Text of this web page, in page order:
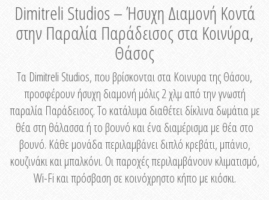
Dimitreli Studios – Ήσυχη Διαμονή Κοντά
στην Παραλία Παράδεισος στα Κοινύρα,
Θάσος
Τα Dimitreli Studios, που βρίσκονται στα Κοινυρα της Θάσου,
προσφέρουν ήσυχη διαμονή μόλις 2 χλμ από την γνωστή
παραλία Παράδεισος. Το κατάλυμα διαθέτει δίκλινα δωμάτια με
θέα στη θάλασσα ή το βουνό και ένα διαμέρισμα με θέα στο
βουνό. Κάθε μονάδα περιλαμβάνει διπλό κρεβάτι, μπάνιο,
κουζινάκι και μπαλκόνι. Οι παροχές περιλαμβάνουν κλιματισμό,
Wi-Fi και πρόσβαση σε κοινόχρηστο κήπο με κιόσκι.